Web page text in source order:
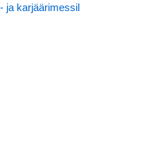
ja karjäärimessil